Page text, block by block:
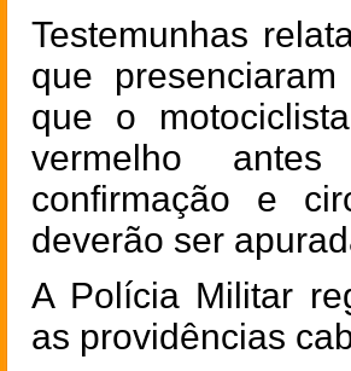
Testemunhas
que
que o
vermelho
confirmação e
deverão ser
A Polícia Militar
as providências